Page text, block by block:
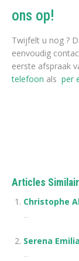
ons op!
Twijfelt u nog ?
eenvoudig
eerste afspraak
telefoon als per
Articles
Christophe
...
Serena
...